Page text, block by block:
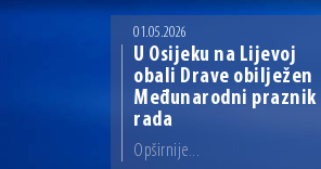
04.07.2026 | Zbog povoljnih
04.08.2026 | U Osijeku obilježen
01.05.2026
U Osijeku na Lijevoj
obali Drave obilježen
Međunarodni praznik
rada
Opširnije...